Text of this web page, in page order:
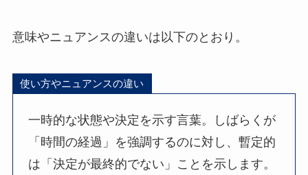
意味やニュアンスの違いは以下のとおり。
使い方やニュアンスの違い
一時的な状態や決定を示す言葉。しばらくが
「時間の経過」を強調するのに対し、暫定的
は「決定が最終的でない」ことを示します。